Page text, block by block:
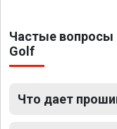
Частые вопросы
Golf
Что дает